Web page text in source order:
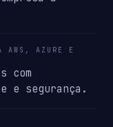
AWS, AZURE E
com
e segurança.